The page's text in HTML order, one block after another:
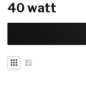
40 watt